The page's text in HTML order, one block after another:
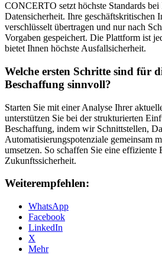
CONCERTO setzt höchste Standards bei
Datensicherheit. Ihre geschäftskritischen
verschlüsselt übertragen und nur nach
Vorgaben gespeichert. Die Plattform ist
bietet Ihnen höchste Ausfallsicherheit.
Welche ersten Schritte sind für
Beschaffung sinnvoll?
Starten Sie mit einer Analyse Ihrer
unterstützen Sie bei der strukturierten
Beschaffung, indem wir Schnittstellen,
Automatisierungspotenziale gemeinsam
umsetzen. So schaffen Sie eine effiziente
Zukunftssicherheit.
Weiterempfehlen:
WhatsApp
Facebook
LinkedIn
X
Mehr